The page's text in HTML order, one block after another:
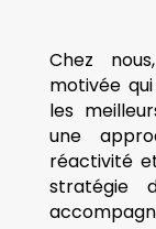
Chez
motivée
les
une
réactivité
stratégie